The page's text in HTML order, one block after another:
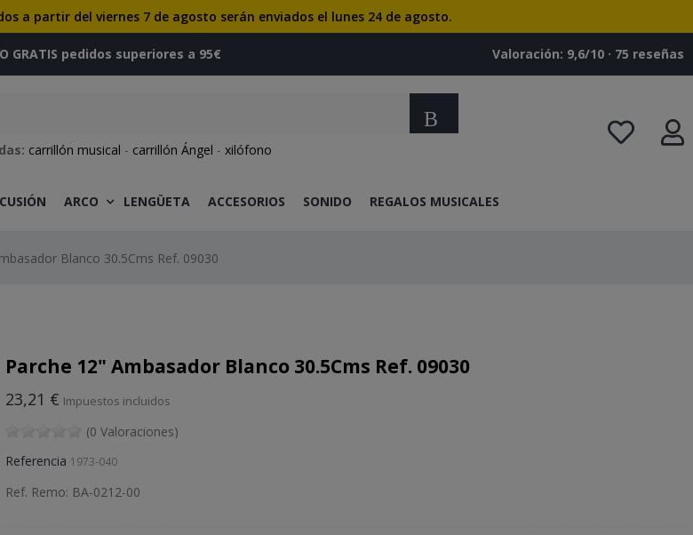
a partir del viernes 7 de agosto serán enviados el lunes 24 de agosto.
GRATIS pedidos superiores a 95€ Valoración: 9,6/10 · ‎75 reseñas
Buscar
carrillón musical - carrillón Ángel - xilófono
ARCO LENGÜETA ACCESORIOS SONIDO REGALOS MUSICALES
Blanco 30.5Cms Ref. 09030
Parche 12" Ambasador Blanco 30.5Cms Ref. 09030
23,21 € Impuestos incluidos
(0 Valoraciones)
Referencia 1973-040
Ref. Remo: BA-0212-00